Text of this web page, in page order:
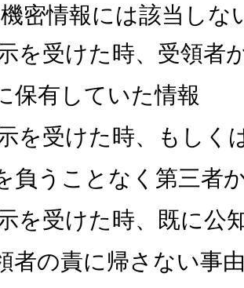
密情報には該当しな
を受けた時、受領者
保有していた情報
を受けた時、もしく
負うことなく第三者
を受けた時、既に公
者の責に帰さない事